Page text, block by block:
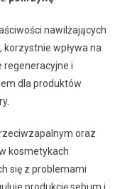
nawilżających
korzystnie wpływa na
regeneracyjne i
dla produktów
oraz
kosmetykach
się z problemami
produkcję sebum i